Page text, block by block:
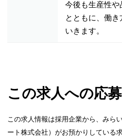
今後も生産性や
とともに、働
いきます。
この求人への応
この求人情報は採用企業から、みら
ート株式会社）がお預かりしている